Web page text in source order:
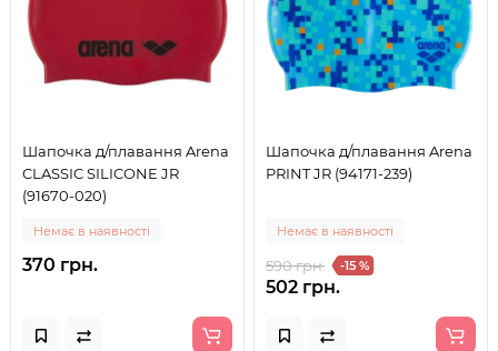
Шапочка д/плавання Arena
CLASSIC SILICONE JR
(91670-020)
Немає в наявності
370 грн.
Шапочка д/плавання Arena
PRINT JR (94171-239)
Немає в наявності
590 грн. -15 %
502 грн.